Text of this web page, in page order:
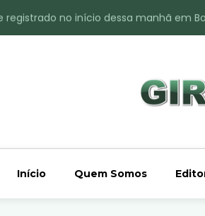
no início dessa manhã em
no interior de Bom Retiro do Sul
Início Quem Somos